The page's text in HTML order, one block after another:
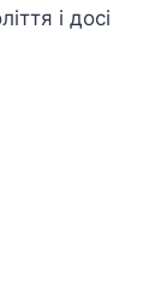
і досі